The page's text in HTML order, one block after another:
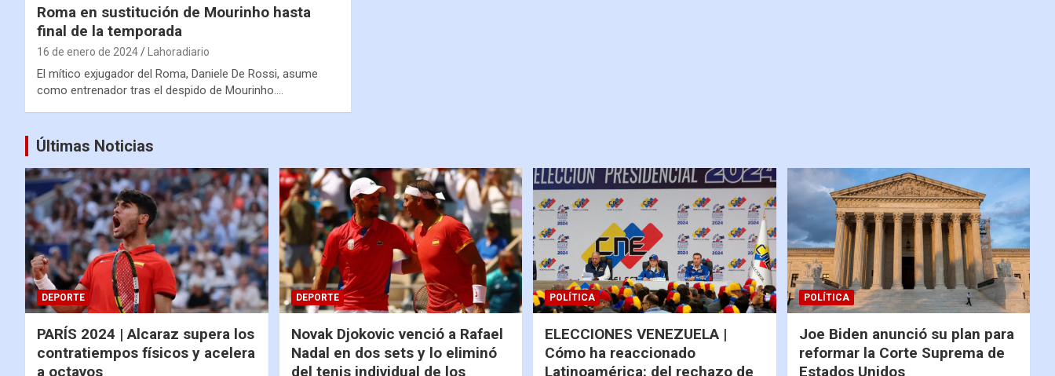
Roma en sustitución de Mourinho hasta
final de la temporada
16 de enero de 2024 Lahoradiario
El mítico exjugador del Roma, Daniele De Rossi, asume
como entrenador tras el despido de Mourinho.…
Últimas Noticias
DEPORTE
PARÍS 2024 | Alcaraz supera los
contratiempos físicos y acelera
a octavos
DEPORTE
Novak Djokovic venció a Rafael
Nadal en dos sets y lo eliminó
del tenis individual de los
POLÍTICA
ELECCIONES VENEZUELA |
Cómo ha reaccionado
Latinoamérica: del rechazo de
POLÍTICA
Joe Biden anunció su plan para
reformar la Corte Suprema de
Estados Unidos